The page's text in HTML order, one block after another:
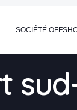
SOCIÉTÉ